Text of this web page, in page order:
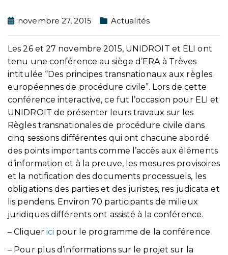
novembre 27, 2015 Actualités
Les 26 et 27 novembre 2015, UNIDROIT et ELI ont
tenu une conférence au siège d’ERA à Trèves
intitulée “Des principes transnationaux aux règles
européennes de procédure civile”. Lors de cette
conférence interactive, ce fut l’occasion pour ELI et
UNIDROIT de présenter leurs travaux sur les
Règles transnationales de procédure civile dans
cinq sessions différentes qui ont chacune abordé
des points importants comme l’accès aux éléments
d’information et à la preuve, les mesures provisoires
et la notification des documents processuels, les
obligations des parties et des juristes, res judicata et
lis pendens. Environ 70 participants de milieux
juridiques différents ont assisté à la conférence.
– Cliquer ici pour le programme de la conférence
– Pour plus d’informations sur le projet sur la